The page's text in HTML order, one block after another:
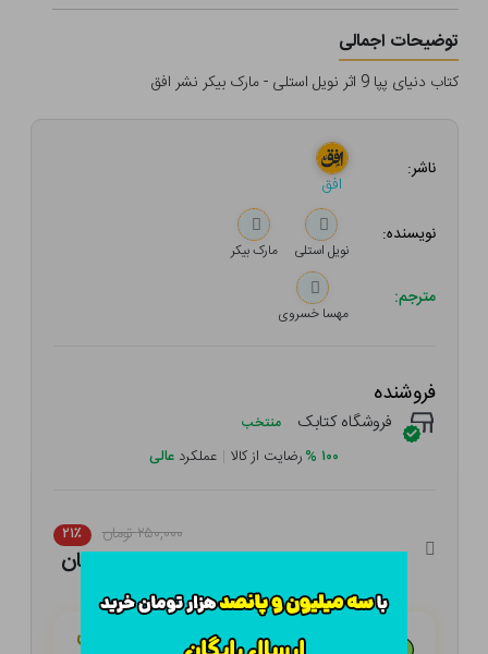
توضیحات اجمالی
کتاب دنیای پپا 9 اثر نویل استلی - مارک بیکر نشر افق
ناشر:
افق
نویسنده:
نویل استلی مارک بیکر
مترجم:
مهسا خسروی
فروشنده
فروشگاه کتابک منتخب
۱۰۰ %رضایت از کالا | عملکرد عالی
۲۵۰,۰۰۰ تومان ۲۱٪
۱۹۷,۵۰۰ تومان
هـر قسط با تــرب‌پــی: